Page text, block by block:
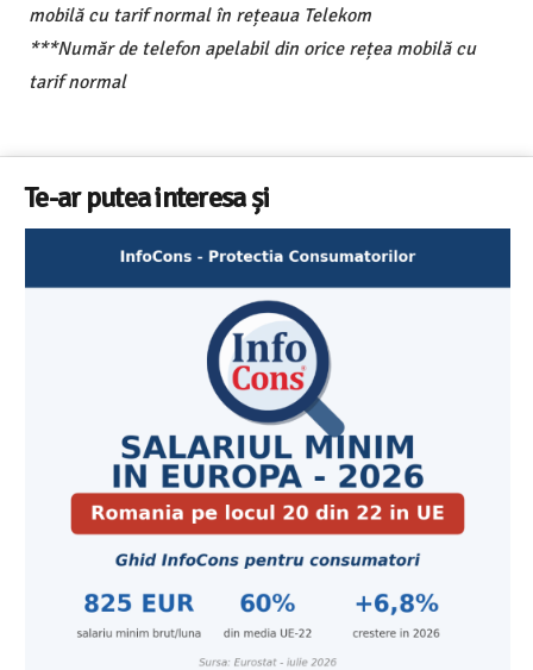
mobilă cu tarif normal în rețeaua Telekom
***Număr de telefon apelabil din orice rețea mobilă cu
tarif normal
Te-ar putea interesa și